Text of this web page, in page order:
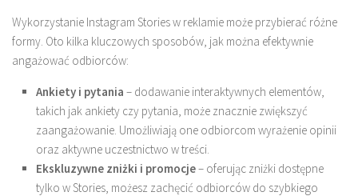
Wykorzystanie Instagram Stories w reklamie może przybierać różne
formy. Oto kilka kluczowych sposobów, jak można efektywnie
angażować odbiorców:
Ankiety i pytania – dodawanie interaktywnych elementów,
takich jak ankiety czy pytania, może znacznie zwiększyć
zaangażowanie. Umożliwiają one odbiorcom wyrażenie opinii
oraz aktywne uczestnictwo w treści.
Ekskluzywne zniżki i promocje– oferując zniżki dostępne
tylko w Stories, możesz zachęcić odbiorców do szybkiego